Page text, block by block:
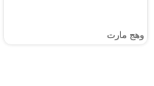
وهج مارت